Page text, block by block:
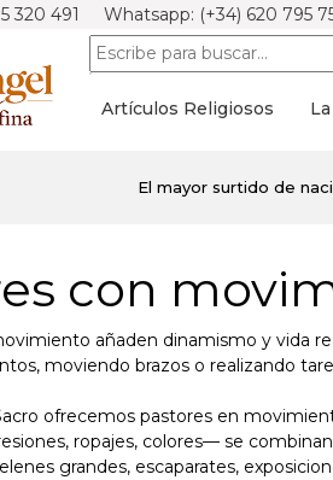
320 491 Whatsapp: (+34) 620 795
Artículos Religiosos
El mayor surtido de
con
añaden dinamismo y vida
moviendo brazos o realizando
ofrecemos pastores en
ropajes, colores— se
grandes, escaparates,